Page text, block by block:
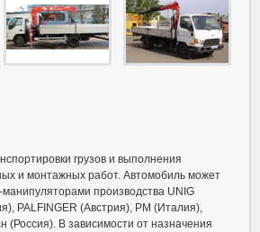
грузов и выполнения
и монтажных работ. Автомобиль может
производства UNIG
PALFINGER (Австрия), PM (Италия),
(Россия). В зависимости от назначения